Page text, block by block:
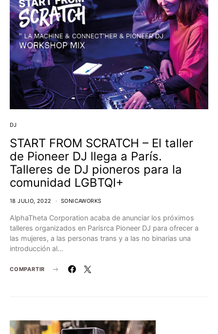
DJ
START FROM SCRATCH – El taller
de Pioneer DJ llega a París.
Talleres de DJ pioneros para la
comunidad LGBTQI+
18 JULIO, 2022 SONICAWORKS
AlphaTheta Corporation acaba de anunciar los próximos
talleres organizados en Parísrca Pioneer DJ para ofrecer a
las mujeres, a las personas trans y a las no binarias una
introducción al…
COMPARTIR